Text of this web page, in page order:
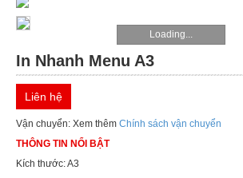
SẢN
PHẨM
DỊCH
VỤ
KHUYẾN
MÃI
Loading...
In Nhanh Menu A3
Liên hệ
Vận chuyển: Xem thêm Chính sách vận chuyển
THÔNG TIN NỔI BẬT
Kích thước: A3